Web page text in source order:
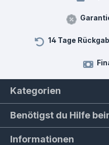
14 Tage
Kategorien
Benötigst du Hilfe
Informationen